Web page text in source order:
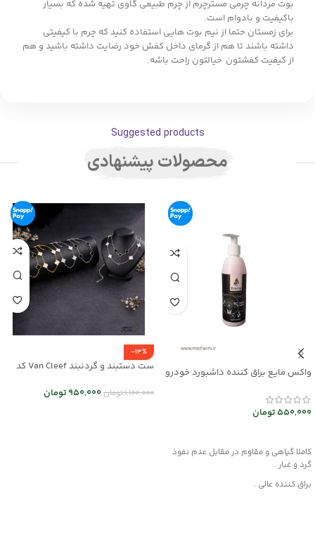
بوت مردانه چرمی مسترچرم از چرم طبیعی گاوی تهیه شده که بسیار
باکیفیت و بادوام است.
برای زمستان حتما از نیم بوت هایی استفاده کنید که چرم با کیفیتی
داشته باشند تا هم از گرمای داخل کفش خود رضایت داشته باشید و هم
از کیفیت کفشتون خیالتون راحت باشه.
Suggested products
محصولات پیشنهادی
واکس مایع براق کننده داشبورد خودرو
550,000تومان
کاملا گیاهی و مقاوم در مقابل عدم نفوذ
گرد و غبار .
براق کننده عالی .
-14%
ست دستبند و گردنبند Van Cleef کد
1,100,000تومان950,000تومان